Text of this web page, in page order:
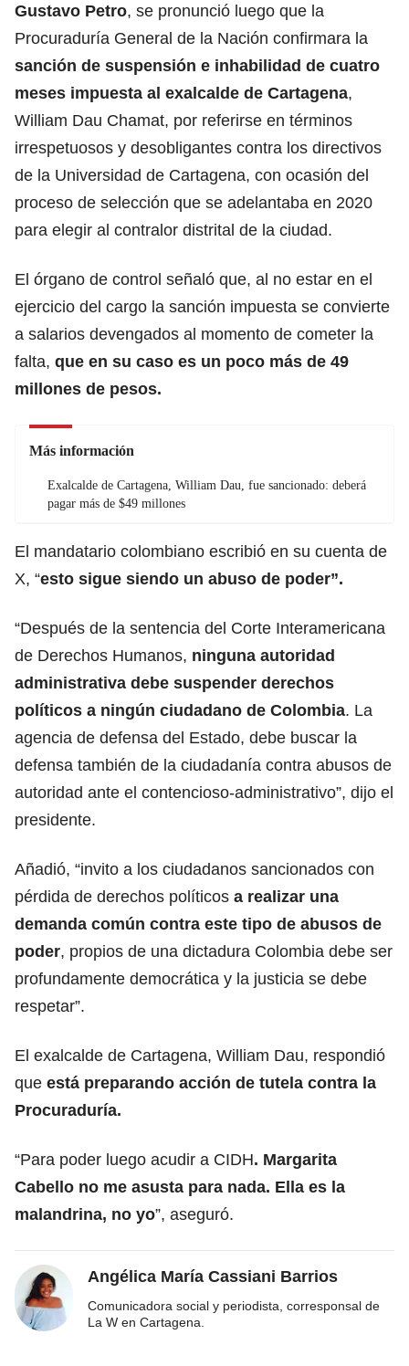
Gustavo Petro, se pronunció luego que la
Procuraduría General de la Nación confirmara la
sanción de suspensión e inhabilidad de cuatro
meses impuesta al exalcalde de Cartagena,
William Dau Chamat, por referirse en términos
irrespetuosos y desobligantes contra los directivos
de la Universidad de Cartagena, con ocasión del
proceso de selección que se adelantaba en 2020
para elegir al contralor distrital de la ciudad.
El órgano de control señaló que, al no estar en el
ejercicio del cargo la sanción impuesta se convierte
a salarios devengados al momento de cometer la
falta, que en su caso es un poco más de 49
millones de pesos.
Más información
Exalcalde de Cartagena, William Dau, fue sancionado: deberá
pagar más de $49 millones
El mandatario colombiano escribió en su cuenta de
X, “esto sigue siendo un abuso de poder”.
“Después de la sentencia del Corte Interamericana
de Derechos Humanos, ninguna autoridad
administrativa debe suspender derechos
políticos a ningún ciudadano de Colombia. La
agencia de defensa del Estado, debe buscar la
defensa también de la ciudadanía contra abusos de
autoridad ante el contencioso-administrativo”, dijo el
presidente.
Añadió, “invito a los ciudadanos sancionados con
pérdida de derechos políticos a realizar una
demanda común contra este tipo de abusos de
poder, propios de una dictadura Colombia debe ser
profundamente democrática y la justicia se debe
respetar”.
El exalcalde de Cartagena, William Dau, respondió
que está preparando acción de tutela contra la
Procuraduría.
“Para poder luego acudir a CIDH. Margarita
Cabello no me asusta para nada. Ella es la
malandrina, no yo”, aseguró.
Angélica María Cassiani Barrios
Comunicadora social y periodista, corresponsal de
La W en Cartagena.